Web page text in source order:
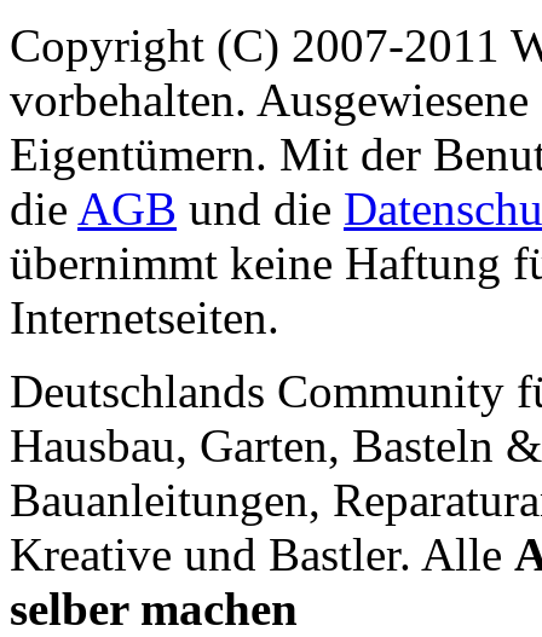
Copyright (C) 2007-2011
vorbehalten.
Eigentümern. Mit der
die AGB und die
übernimmt keine Haftung
Internetseiten.
Deutschlands Community
Hausbau, Garten, Basteln
Bauanleitungen,
Kreative und Bastler. Alle
selber machen